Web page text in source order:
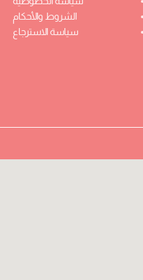
الشروط والأحكام
سياسة الاسترجاع